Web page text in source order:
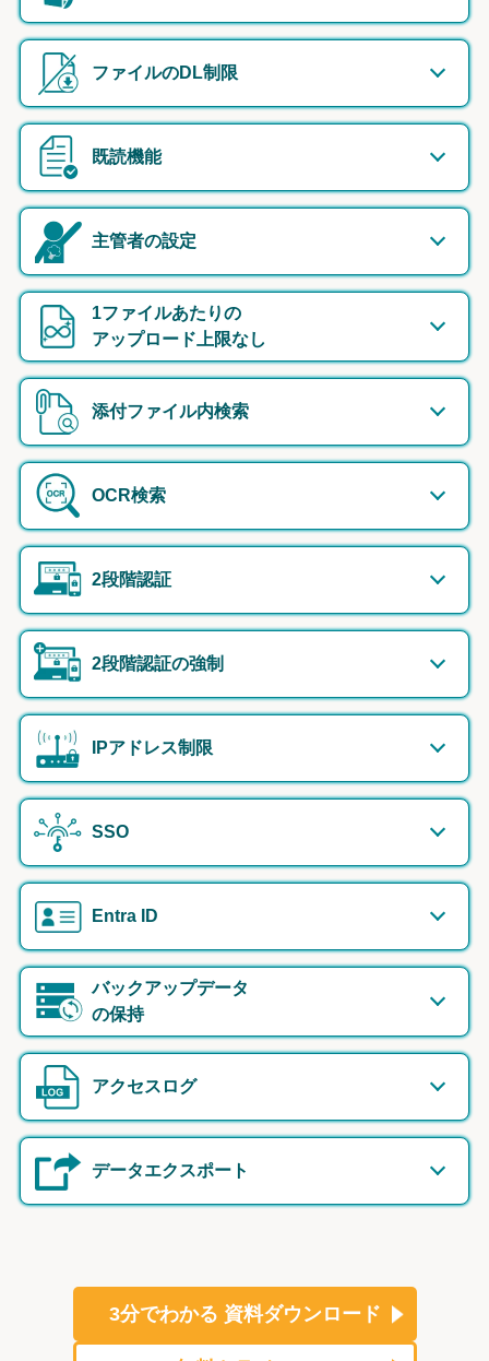
ファイルのDL制限
既読機能
主管者の設定
1ファイルあたりの
アップロード上限なし
添付ファイル内検索
OCR検索
2段階認証
2段階認証の強制
IPアドレス制限
SSO
Entra ID
バックアップデータ
の保持
アクセスログ
データエクスポート
3分でわかる 資料ダウンロード